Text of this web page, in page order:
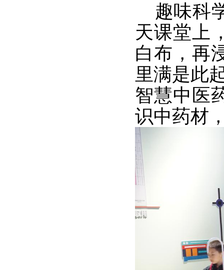
趣味科
天课堂上
白布，再
里满是此
智慧中医
识中药材